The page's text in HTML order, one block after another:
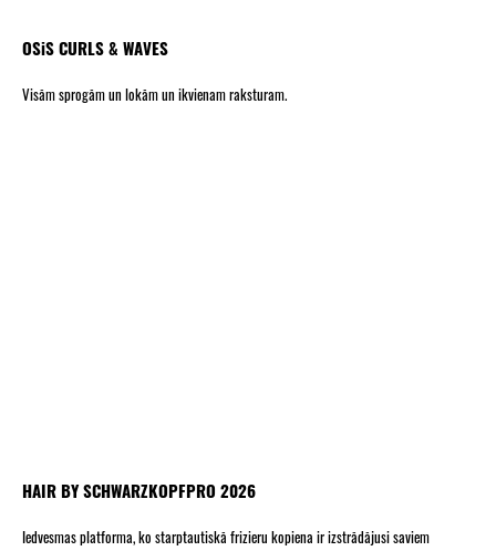
OSiS CURLS & WAVES
Visām sprogām un lokām un ikvienam raksturam.
HAIR BY SCHWARZKOPFPRO 2026
Iedvesmas platforma, ko starptautiskā frizieru kopiena ir izstrādājusi saviem